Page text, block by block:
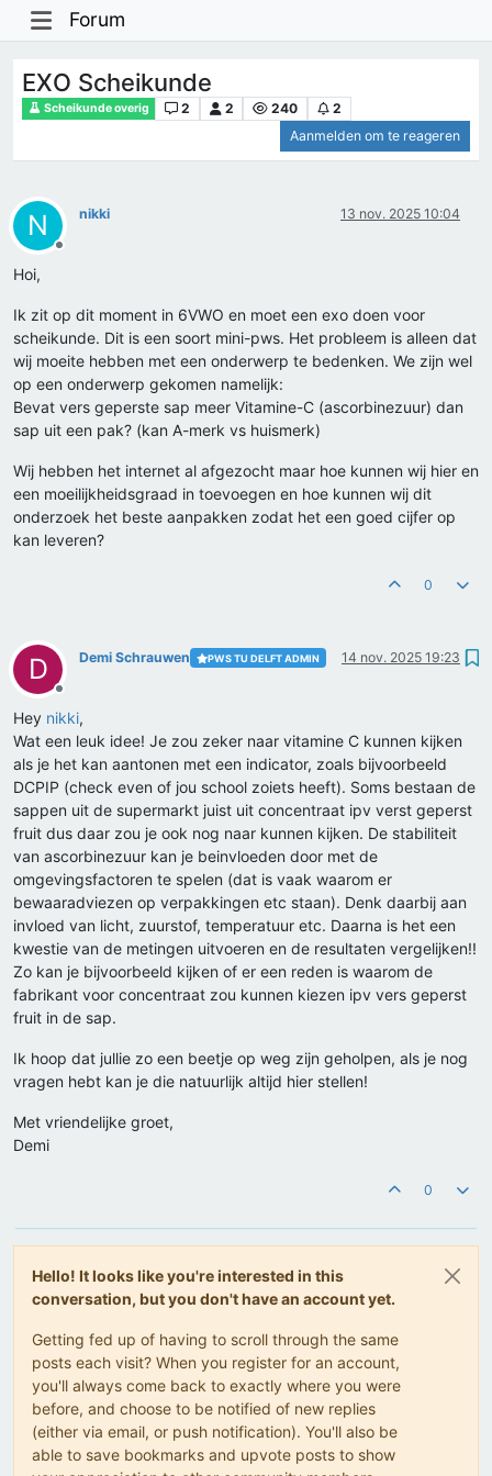
Forum
EXO Scheikunde
Scheikunde overig 2 2 240
2
Aanmelden om te reageren
N
Offline
nikki 13 nov. 2025 10:04
Hoi,
Ik zit op dit moment in 6VWO en moet een exo doen voor
scheikunde. Dit is een soort mini-pws. Het probleem is alleen dat
wij moeite hebben met een onderwerp te bedenken. We zijn wel
op een onderwerp gekomen namelijk:
Bevat vers geperste sap meer Vitamine-C (ascorbinezuur) dan
sap uit een pak? (kan A-merk vs huismerk)
Wij hebben het internet al afgezocht maar hoe kunnen wij hier en
een moeilijkheidsgraad in toevoegen en hoe kunnen wij dit
onderzoek het beste aanpakken zodat het een goed cijfer op
kan leveren?
0
D
Offline
Demi Schrauwen PWS TU DELFT ADMIN 14 nov. 2025 19:23
Hey nikki,
Wat een leuk idee! Je zou zeker naar vitamine C kunnen kijken
als je het kan aantonen met een indicator, zoals bijvoorbeeld
DCPIP (check even of jou school zoiets heeft). Soms bestaan de
sappen uit de supermarkt juist uit concentraat ipv verst geperst
fruit dus daar zou je ook nog naar kunnen kijken. De stabiliteit
van ascorbinezuur kan je beinvloeden door met de
omgevingsfactoren te spelen (dat is vaak waarom er
bewaaradviezen op verpakkingen etc staan). Denk daarbij aan
invloed van licht, zuurstof, temperatuur etc. Daarna is het een
kwestie van de metingen uitvoeren en de resultaten vergelijken!!
Zo kan je bijvoorbeeld kijken of er een reden is waarom de
fabrikant voor concentraat zou kunnen kiezen ipv vers geperst
fruit in de sap.
Ik hoop dat jullie zo een beetje op weg zijn geholpen, als je nog
vragen hebt kan je die natuurlijk altijd hier stellen!
Met vriendelijke groet,
Demi
0
Hello! It looks like you're interested in this
conversation, but you don't have an account yet.
Getting fed up of having to scroll through the same
posts each visit? When you register for an account,
you'll always come back to exactly where you were
before, and choose to be notified of new replies
(either via email, or push notification). You'll also be
able to save bookmarks and upvote posts to show